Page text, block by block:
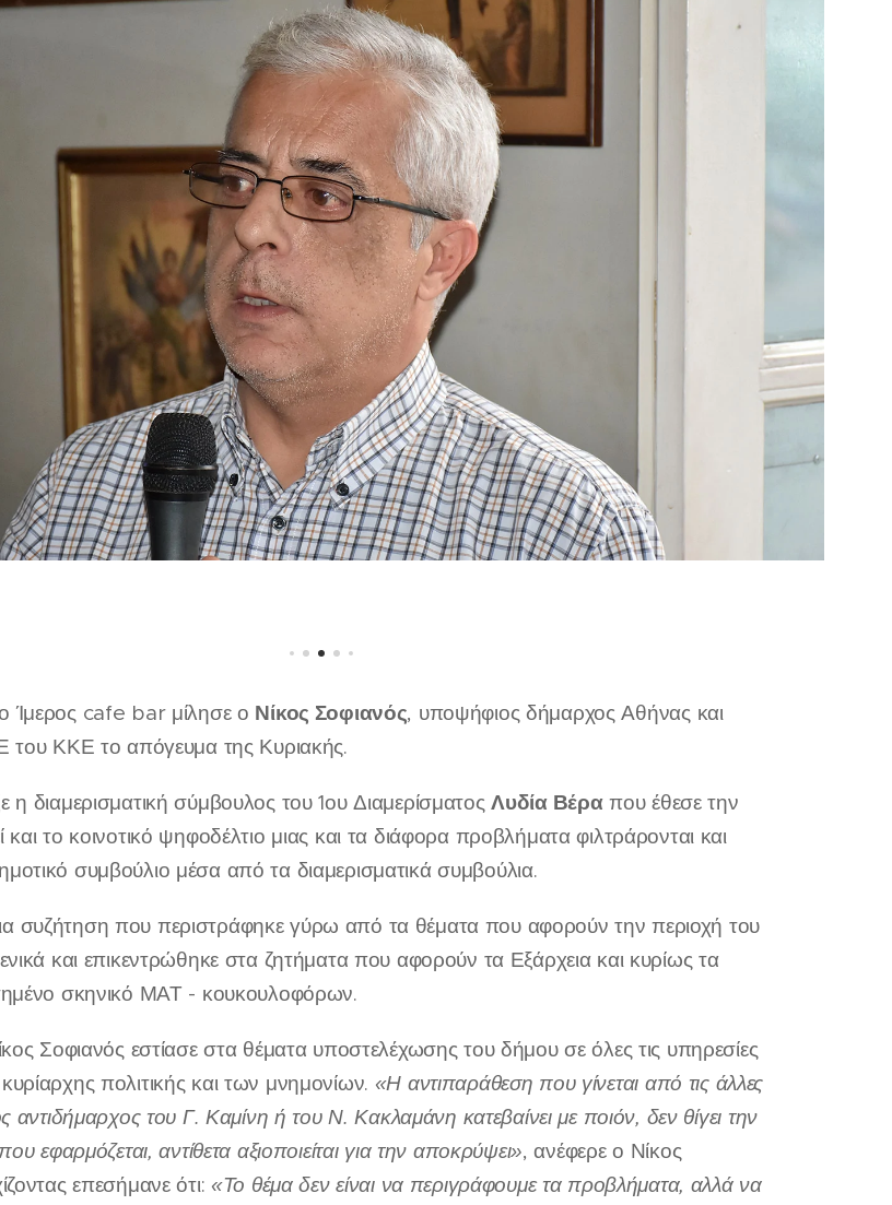
Ίμερος cafe bar μίλησε ο Νίκος Σοφιανός, υποψήφιος δήμαρχος Αθήνας και
του ΚΚΕ το απόγευμα της Κυριακής.
η διαμερισματική σύμβουλος του 1ου ΔιαμερίσματοςΛυδία Βέραπου έθεσε την
το κοινοτικό ψηφοδέλτιο μιας και τα διάφορα προβλήματα φιλτράρονται και
συμβούλιο μέσα από τα διαμερισματικά συμβούλια.
συζήτηση που περιστράφηκε γύρω από τα θέματα που αφορούν την περιοχή του
και επικεντρώθηκε στα ζητήματα που αφορούν τα Εξάρχεια και κυρίως τα
σκηνικό ΜΑΤ - κουκουλοφόρων.
Σοφιανός εστίασε στα θέματα υποστελέχωσης του δήμου σε όλες τις υπηρεσίες
πολιτικής και των μνημονίων. «Η αντιπαράθεση που γίνεται από τις άλλες
αντιδήμαρχος του Γ. Καμίνη ή του Ν. Κακλαμάνη κατεβαίνει με ποιόν, δεν θίγει την
εφαρμόζεται, αντίθετα αξιοποιείται για την αποκρύψει», ανέφερε ο Νίκος
επεσήμανε ότι:«Το θέμα δεν είναι να περιγράφουμε τα προβλήματα, αλλά να